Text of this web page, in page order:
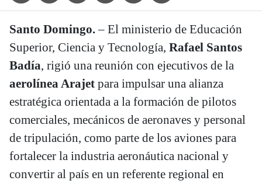
Santo Domingo.– El ministerio de Educación
Superior, Ciencia y Tecnología, Rafael Santos
Badía, rigió una reunión con ejecutivos de la
aerolínea Arajet para impulsar una alianza
estratégica orientada a la formación de pilotos
comerciales, mecánicos de aeronaves y personal
de tripulación, como parte de los aviones para
fortalecer la industria aeronáutica nacional y
convertir al país en un referente regional en